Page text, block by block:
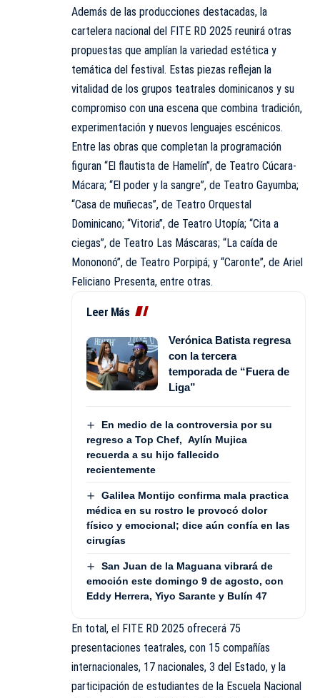
Además de las producciones destacadas, la
cartelera nacional del FITE RD 2025 reunirá otras
propuestas que amplían la variedad estética y
temática del festival. Estas piezas reflejan la
vitalidad de los grupos teatrales dominicanos y su
compromiso con una escena que combina tradición,
experimentación y nuevos lenguajes escénicos.
Entre las obras que completan la programación
figuran “El flautista de Hamelín”, de Teatro Cúcara-
Mácara; “El poder y la sangre”, de Teatro Gayumba;
“Casa de muñecas”, de Teatro Orquestal
Dominicano; “Vitoria”, de Teatro Utopía; “Cita a
ciegas”, de Teatro Las Máscaras; “La caída de
Monononó”, de Teatro Porpipá; y “Caronte”, de Ariel
Feliciano Presenta, entre otras.
Leer Más
Verónica Batista regresa
con la tercera
temporada de “Fuera de
Liga”
En medio de la controversia por su
regreso a Top Chef, Aylín Mujica
recuerda a su hijo fallecido
recientemente
Galilea Montijo confirma mala practica
médica en su rostro le provocó dolor
físico y emocional; dice aún confía en las
cirugías
San Juan de la Maguana vibrará de
emoción este domingo 9 de agosto, con
Eddy Herrera, Yiyo Sarante y Bulín 47
En total, el FITE RD 2025 ofrecerá 75
presentaciones teatrales, con 15 compañías
internacionales, 17 nacionales, 3 del Estado, y la
participación de estudiantes de la Escuela Nacional